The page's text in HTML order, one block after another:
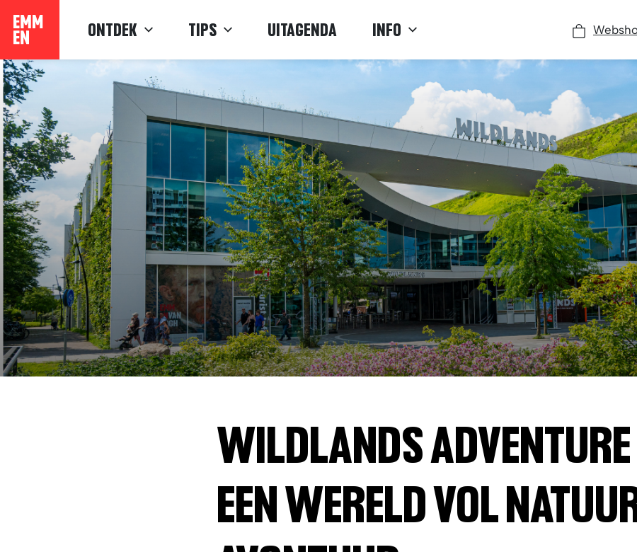
naar
ONTDEK TIPS UITAGENDA INFO
Ontdek Emmen Activiteiten WILDLANDS Adventure Zoo Emmen
WILDLANDS
EEN WERELD VOL